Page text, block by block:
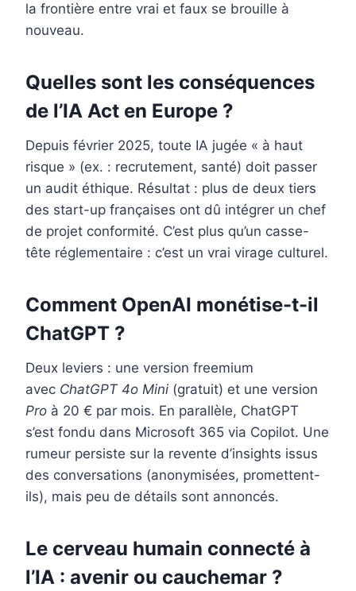
la frontière entre vrai et faux se brouille à
nouveau.
Quelles sont les conséquences
de l’IA Act en Europe ?
Depuis février 2025, toute IA jugée « à haut
risque » (ex. : recrutement, santé) doit passer
un audit éthique. Résultat : plus de deux tiers
des start-up françaises ont dû intégrer un chef
de projet conformité. C’est plus qu’un casse-
tête réglementaire : c’est un vrai virage culturel.
Comment OpenAI monétise-t-il
ChatGPT ?
Deux leviers : une version freemium
avec ChatGPT 4o Mini (gratuit) et une version
Pro à 20 € par mois. En parallèle, ChatGPT
s’est fondu dans Microsoft 365 via Copilot. Une
rumeur persiste sur la revente d’insights issus
des conversations (anonymisées, promettent-
ils), mais peu de détails sont annoncés.
Le cerveau humain connecté à
l’IA : avenir ou cauchemar ?